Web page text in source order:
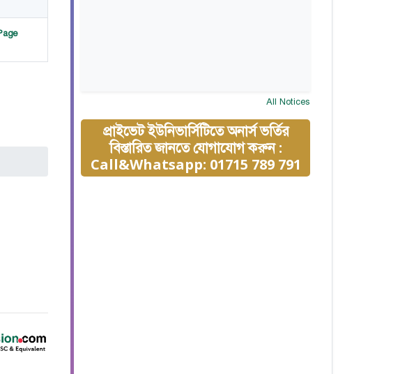
All Notices
প্রাইভেট ইউনিভার্সিটিতে অনার্স ভর্তির
বিস্তারিত জানতে যোগাযোগ করুন :
Call&Whatsapp: 01715 789 791